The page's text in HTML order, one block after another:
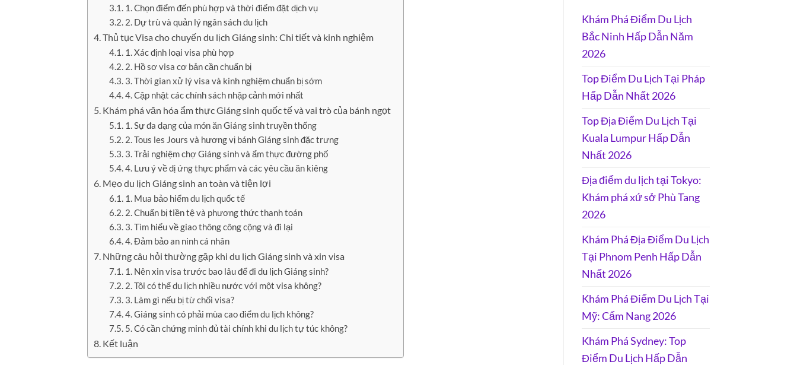
1. Chọn điểm đến phù hợp và thời điểm đặt dịch vụ
2. Dự trù và quản lý ngân sách du lịch
Thủ tục Visa cho chuyến du lịch Giáng sinh: Chi tiết và kinh nghiệm
1. Xác định loại visa phù hợp
2. Hồ sơ visa cơ bản cần chuẩn bị
3. Thời gian xử lý visa và kinh nghiệm chuẩn bị sớm
4. Cập nhật các chính sách nhập cảnh mới nhất
Khám phá văn hóa ẩm thực Giáng sinh quốc tế và vai trò của bánh ngọt
1. Sự đa dạng của món ăn Giáng sinh truyền thống
2. Tous les Jours và hương vị bánh Giáng sinh đặc trưng
3. Trải nghiệm chợ Giáng sinh và ẩm thực đường phố
4. Lưu ý về dị ứng thực phẩm và các yêu cầu ăn kiêng
Mẹo du lịch Giáng sinh an toàn và tiện lợi
1. Mua bảo hiểm du lịch quốc tế
2. Chuẩn bị tiền tệ và phương thức thanh toán
3. Tìm hiểu về giao thông công cộng và đi lại
4. Đảm bảo an ninh cá nhân
Những câu hỏi thường gặp khi du lịch Giáng sinh và xin visa
1. Nên xin visa trước bao lâu để đi du lịch Giáng sinh?
2. Tôi có thể du lịch nhiều nước với một visa không?
3. Làm gì nếu bị từ chối visa?
4. Giáng sinh có phải mùa cao điểm du lịch không?
5. Có cần chứng minh đủ tài chính khi du lịch tự túc không?
Kết luận
Khám Phá Điểm Du Lịch
Bắc Ninh Hấp Dẫn Năm
2026
Top Điểm Du Lịch Tại Pháp
Hấp Dẫn Nhất 2026
Top Địa Điểm Du Lịch Tại
Kuala Lumpur Hấp Dẫn
Nhất 2026
Địa điểm du lịch tại Tokyo:
Khám phá xứ sở Phù Tang
2026
Khám Phá Địa Điểm Du Lịch
Tại Phnom Penh Hấp Dẫn
Nhất 2026
Khám Phá Điểm Du Lịch Tại
Mỹ: Cẩm Nang 2026
Khám Phá Sydney: Top
Điểm Du Lịch Hấp Dẫn